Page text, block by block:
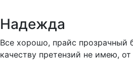
Надежда
Все хорошо, прайс прозрачный
качеству претензий не имею,